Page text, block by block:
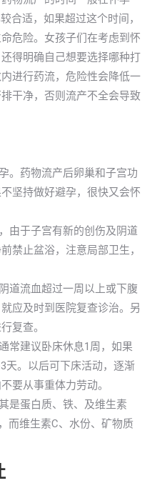
合适，如果超过这个时间，
危险。女孩子们在考虑到怀
得明确自己想要选择哪种打
进行药流，危险性会降低一
干净，否则流产不全会导致
。药物流产后卵巢和子宫功
坚持做好避孕，很快又会怀
由于子宫有新的创伤及阴道
禁止盆浴，注意局部卫生，
道流血超过一周以上或下腹
应及时到医院复查诊治。另
复查。
常建议卧床休息1周，如果
天。以后可下床活动，逐渐
要从事重体力劳动。
是蛋白质、铁、及维生素
而维生素C、水份、矿物质